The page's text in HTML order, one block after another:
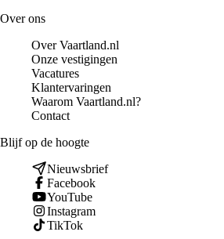
Over ons
Over Vaartland.nl
Onze vestigingen
Vacatures
Klantervaringen
Waarom Vaartland.nl?
Contact
Blijf op de hoogte
Nieuwsbrief
Facebook
YouTube
Instagram
TikTok